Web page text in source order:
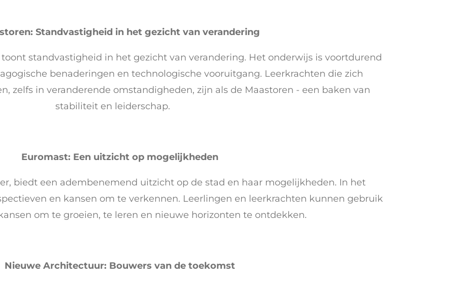
Standvastigheid in het gezicht van verandering
toont standvastigheid in het gezicht van verandering. Het onderwijs is voortdurend
benaderingen en technologische vooruitgang. Leerkrachten die zich
zelfs in veranderende omstandigheden, zijn als de Maastoren - een baken van
stabiliteit en leiderschap.
Euromast: Een uitzicht op mogelijkheden
biedt een adembenemend uitzicht op de stad en haar mogelijkheden. In het
en kansen om te verkennen. Leerlingen en leerkrachten kunnen gebruik
om te groeien, te leren en nieuwe horizonten te ontdekken.
Nieuwe Architectuur: Bouwers van de toekomst